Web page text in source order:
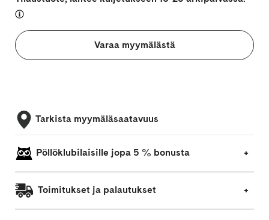
Varaa myymälästä
Tarkista myymäläsaatavuus
Pöllöklubilaisille jopa 5 % bonusta
Toimitukset ja palautukset